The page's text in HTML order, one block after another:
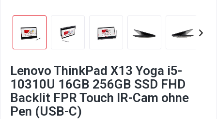
Lenovo ThinkPad X13 Yoga i5-
10310U 16GB 256GB SSD FHD
Backlit FPR Touch IR-Cam ohne
Pen (USB-C)